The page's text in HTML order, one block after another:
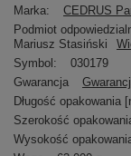
Marka:
CEDRUS
Podmiot
Mariusz Stasiński
Symbol:
030179
Gwarancja
Długość opakowania
Szerokość
Wysokość